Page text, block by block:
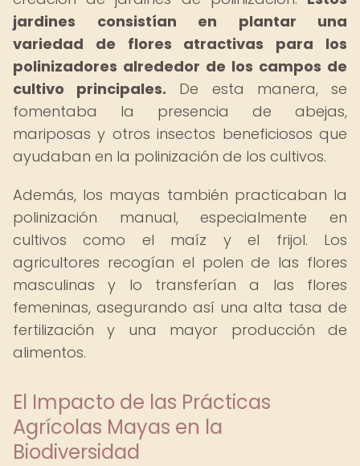
jardines consistían en plantar una
variedad de flores atractivas para los
polinizadores alrededor de los campos de
cultivo principales. De esta manera, se
fomentaba la presencia de abejas,
mariposas y otros insectos beneficiosos que
ayudaban en la polinización de los cultivos.
Además, los mayas también practicaban la
polinización manual, especialmente en
cultivos como el maíz y el frijol. Los
agricultores recogían el polen de las flores
masculinas y lo transferían a las flores
femeninas, asegurando así una alta tasa de
fertilización y una mayor producción de
alimentos.
El Impacto de las Prácticas
Agrícolas Mayas en la
Biodiversidad